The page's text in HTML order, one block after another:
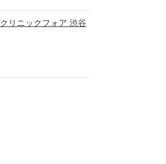
クリニックフォア 渋谷